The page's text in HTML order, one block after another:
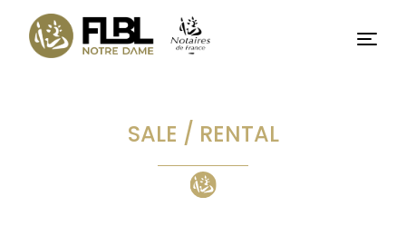
content
Menu
SALE / RENTAL